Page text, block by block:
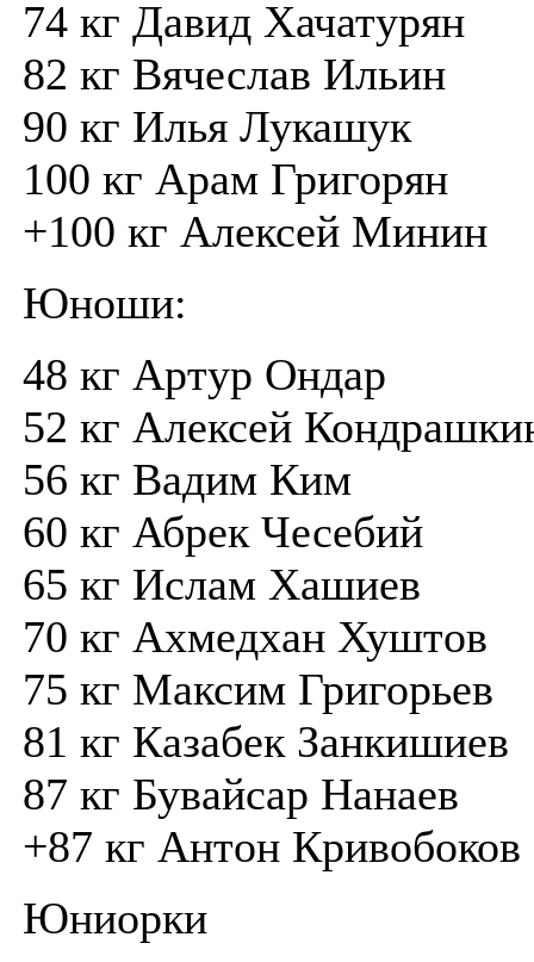
74 кг Давид Хачатурян
82 кг Вячеслав Ильин
90 кг Илья Лукашук
100 кг Арам Григорян
+100 кг Алексей Минин
Юноши:
48 кг Артур Ондар
52 кг Алексей
56 кг Вадим Ким
60 кг Абрек Чесебий
65 кг Ислам Хашиев
70 кг Ахмедхан Хуштов
75 кг Максим Григорьев
81 кг Казабек Занкишиев
87 кг Бувайсар Нанаев
+87 кг Антон Кривобоков
Юниорки